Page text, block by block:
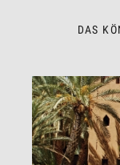
DAS